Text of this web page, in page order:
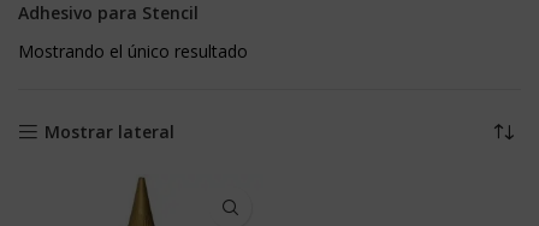
Adhesivo para Stencil
Mostrando el único resultado
Mostrar lateral